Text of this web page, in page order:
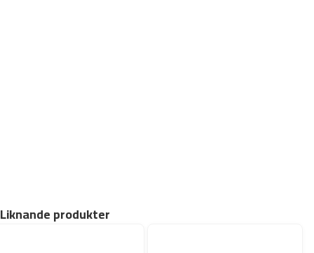
Liknande produkter